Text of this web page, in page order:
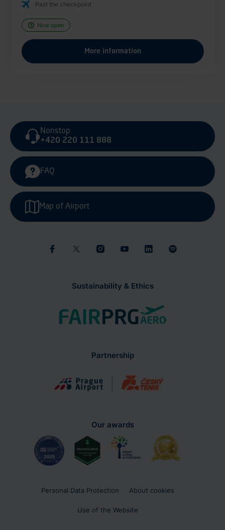
Past the checkpoint
Now open
More information
Sustainability & Ethics
Nonstop
+420 220 111 888
FAQ
Map of Airport
Partnership
Our awards
Personal Data Protection About cookies
Use of the Website